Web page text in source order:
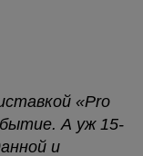
«Pro
А уж 15-
и